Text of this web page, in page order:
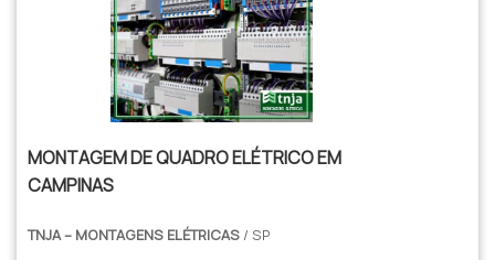
MONTAGEM DE QUADRO ELÉTRICO EM
CAMPINAS
TNJA – MONTAGENS ELÉTRICAS / SP